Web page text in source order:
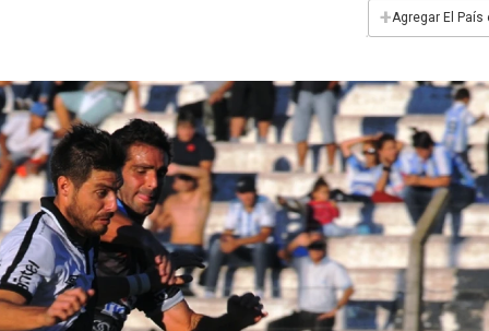
+Agregar El País